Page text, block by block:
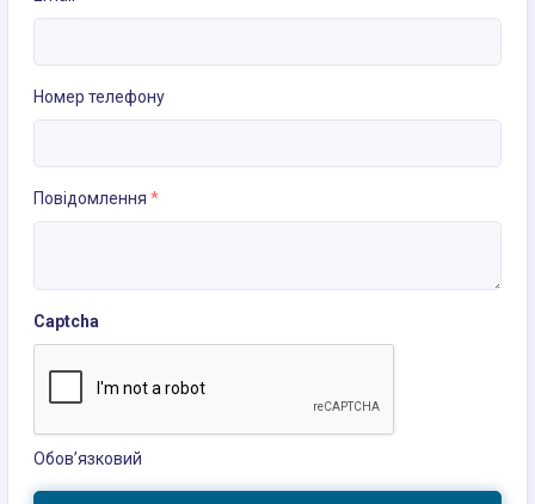
Номер телефону
Повідомлення *
Captcha
Обов’язковий